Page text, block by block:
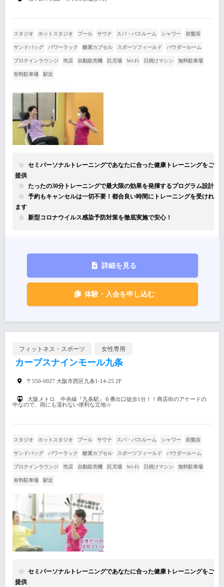
スタジオ ホットスタジオ プール サウナ スパ・バスルーム シャワー 岩盤浴
サンドバッグ パワーラック 酸素カプセル スポーツフィールド パウダールーム
プロテインラウンジ 売店 自動販売機 託児場 Wi-Fi 日焼けマシン 無料駐車場
有料駐車場 駅近
セミパーソナルトレーニングであなたに合った健康トレーニングをご
提供
たったの30分トレーニングで最大限の効果を発揮するプログラム設計
予約もキャンセルは一切不要！都合良い時間にトレーニングを受けれ
ます
新型コロナウイルス感染予防対策を徹底実施で安心！
詳細を見る
体験・入会を申し込む
フィットネス・スポーツ 女性専用
カーブスナインモール九条
〒550-0027 大阪市西区九条1-14-25 2F
大阪メトロ 中央線『九条駅』６番出口徒歩1分！！商店街のアケードの
中なので、雨にも濡れない便利な立地☆
スタジオ ホットスタジオ プール サウナ スパ・バスルーム シャワー 岩盤浴
サンドバッグ パワーラック 酸素カプセル スポーツフィールド パウダールーム
プロテインラウンジ 売店 自動販売機 託児場 Wi-Fi 日焼けマシン 無料駐車場
有料駐車場 駅近
セミパーソナルトレーニングであなたに合った健康トレーニングをご
提供